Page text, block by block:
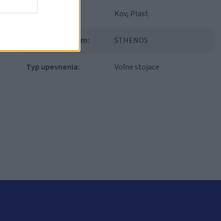
Materiál: Kov, Plast
Modulový systém: STHENOS
Typ upevnenia: Voľne stojace